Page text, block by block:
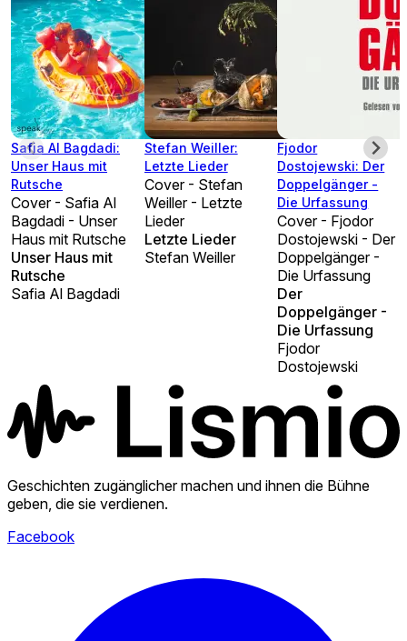
Safia Al Bagdadi:
Unser Haus mit
Rutsche
Cover - Safia Al
Bagdadi - Unser
Haus mit Rutsche
Unser Haus mit
Rutsche
Safia Al Bagdadi
Stefan Weiller:
Letzte Lieder
Cover - Stefan
Weiller - Letzte
Lieder
Letzte Lieder
Stefan Weiller
Fjodor
Dostojewski: Der
Doppelgänger -
Die Urfassung
Cover - Fjodor
Dostojewski - Der
Doppelgänger -
Die Urfassung
Der
Doppelgänger -
Die Urfassung
Fjodor
Dostojewski
Geschichten zugänglicher machen und ihnen die Bühne
geben, die sie verdienen.
Facebook